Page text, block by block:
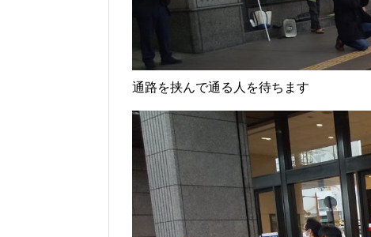
通路を挟んで通る人を待ちます